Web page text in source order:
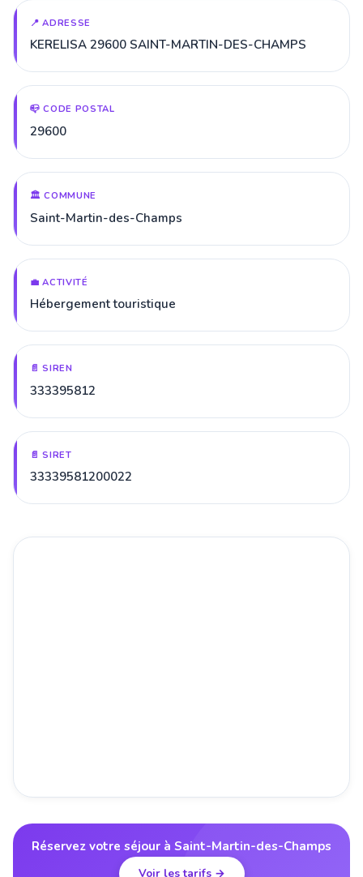
📍 ADRESSE
KERELISA 29600 SAINT-MARTIN-DES-CHAMPS
📪 CODE POSTAL
29600
🏛️ COMMUNE
Saint-Martin-des-Champs
💼 ACTIVITÉ
Hébergement touristique
📄 SIREN
333395812
📄 SIRET
33339581200022
Réservez votre séjour à Saint-Martin-des-Champs
Voir les tarifs →